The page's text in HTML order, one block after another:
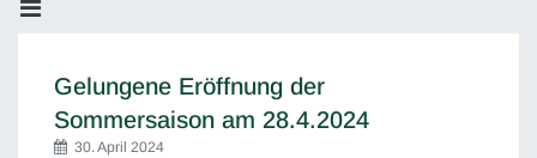
Gelungene Eröffnung der
Sommersaison am 28.4.2024
30. April 2024